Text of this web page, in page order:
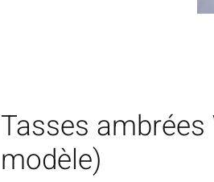
Tasses
modèle)